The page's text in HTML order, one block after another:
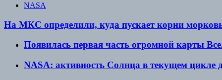
NASA
На МКС определили, куда пускает корни морковь
Появилась первая часть огромной карты
NASA: активность Солнца в текущем цикле